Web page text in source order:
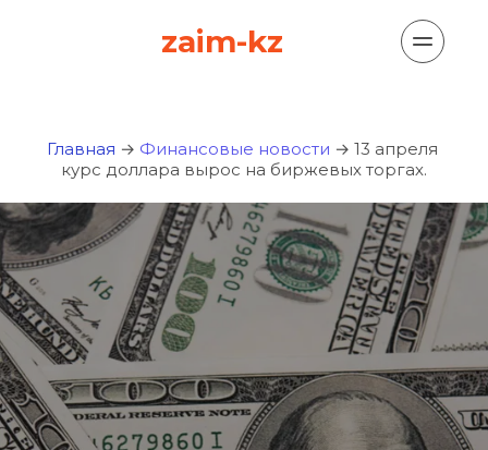
zaim-kz
Главная → Финансовые новости → 13 апреля
курс доллара вырос на биржевых торгах.